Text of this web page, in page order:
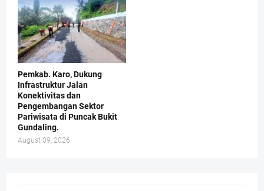
Pemkab. Karo, Dukung
Infrastruktur Jalan
Konektivitas dan
Pengembangan Sektor
Pariwisata di Puncak Bukit
Gundaling.
August 09, 2026